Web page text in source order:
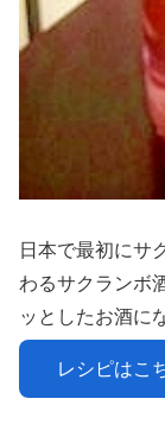
日本で最初にサ
わるサクランボ
ッとしたお酒に
レシピはこ